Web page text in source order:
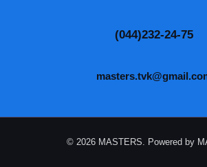
(044)232-24-75
© 2026 MASTERS. Powered by